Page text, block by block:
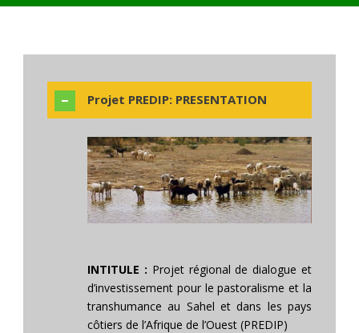
Projet PREDIP: PRESENTATION
INTITULE : Projet régional de dialogue et
d’investissement pour le pastoralisme et la
transhumance au Sahel et dans les pays
côtiers de l’Afrique de l’Ouest (PREDIP)